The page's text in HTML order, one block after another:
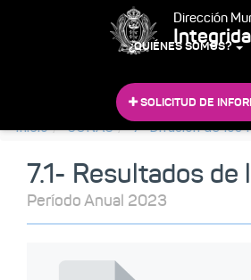
Dirección
¿QUIÉNES SOMOS?
SOLICITUD DE
Inicio CONAC 7- Difusión de los
7.1- Resultados de
Período Anual 2023